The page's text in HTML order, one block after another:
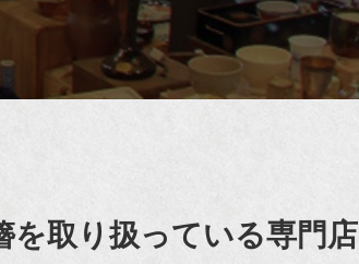
を取り扱っている専門店